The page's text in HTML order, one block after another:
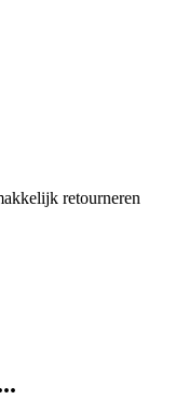
retourneren